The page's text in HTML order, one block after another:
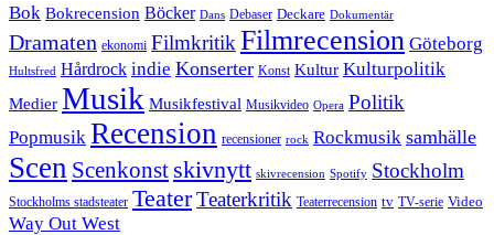
Bok Bokrecension Böcker Dans Debaser Deckare Dokumentär
Dramaten ekonomi Filmkritik Filmrecension Göteborg
Hultsfred Hårdrock indie Konserter Konst Kultur Kulturpolitik
Medier Musik Musikfestival Musikvideo Opera Politik
Popmusik Recension recensioner rock Rockmusik samhälle
Scen Scenkonst skivnytt skivrecension Spotify Stockholm
Stockholms stadsteater TeaterTeaterkritik Teaterrecension tv TV-serie Video
Way Out West